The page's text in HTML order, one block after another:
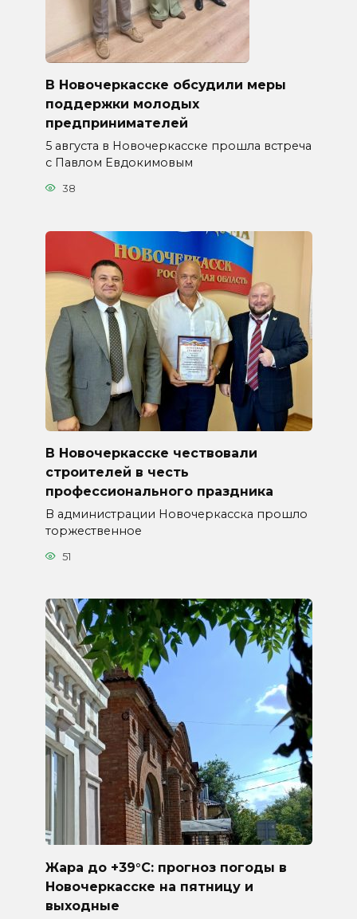
В Новочеркасске обсудили меры
поддержки молодых
предпринимателей
5 августа в Новочеркасске прошла встреча
с Павлом Евдокимовым
38
В Новочеркасске чествовали
строителей в честь
профессионального праздника
В администрации Новочеркасска прошло
торжественное
51
Жара до +39°C: прогноз погоды в
Новочеркасске на пятницу и
выходные